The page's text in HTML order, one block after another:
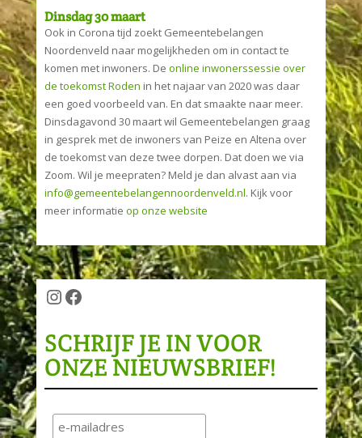
Dinsdag 30 maart
Ook in Corona tijd zoekt Gemeentebelangen
Noordenveld naar mogelijkheden om in contact te
komen met inwoners. De online inwonerssessie over
de toekomst Roden in het najaar van 2020 was daar
een goed voorbeeld van. En dat smaakte naar meer.
Dinsdagavond 30 maart wil Gemeentebelangen graag
in gesprek met de inwoners van Peize en Altena over
de toekomst van deze twee dorpen. Dat doen we via
Zoom. Wil je meepraten? Meld je dan alvast aan via
info@gemeentebelangennoordenveld.nl. Kijk voor
meer informatie op onze website
Instagram
Facebook
SCHRIJF JE IN VOOR
ONZE NIEUWSBRIEF!